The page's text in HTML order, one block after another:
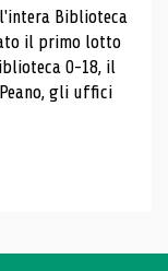
Biblioteca
il primo lotto
0-18, il
gli uffici